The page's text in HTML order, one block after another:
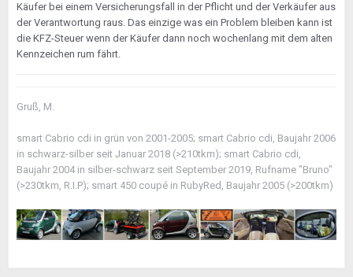
Käufer bei einem Versicherungsfall in der Pflicht und der Verkäufer aus
der Verantwortung raus. Das einzige was ein Problem bleiben kann ist
die KFZ-Steuer wenn der Käufer dann noch wochenlang mit dem alten
Kennzeichen rum fährt.
Gruß, M.
smart Cabrio cdi in grün von 2001-2005; smart Cabrio cdi, Baujahr 2006
in schwarz-silber seit Januar 2018 (>210tkm); smart Cabrio cdi,
Baujahr 2004 in silber-schwarz seit September 2019, Rufname "Bruno"
(>230tkm, R.I.P); smart 450 coupé in RubyRed, Baujahr 2005 (>200tkm)